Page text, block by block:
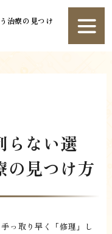
治療の見つけ
らない選
の見つけ方
っ取り早く「修理」し